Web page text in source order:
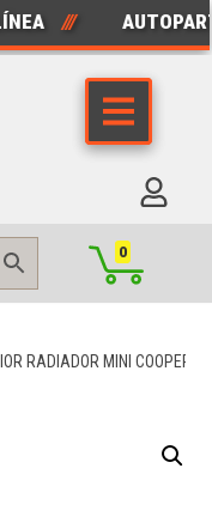
///
0
RADIADOR MINI COOPER